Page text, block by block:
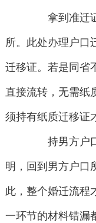
拿到准迁证
所。此处办理户口
迁移证。若是同省
直接流转，无需纸
须持有纸质迁移证
持男方户口
明，回到男方户口
此，整个婚迁流程
一环节的材料错漏